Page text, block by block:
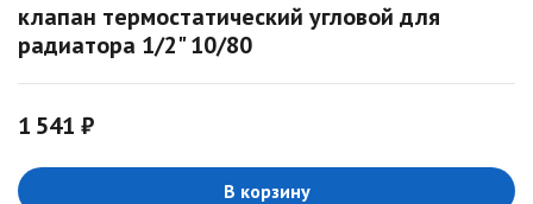
клапан термостатический угловой для
радиатора 1/2" 10/80
1 541 ₽
В корзину